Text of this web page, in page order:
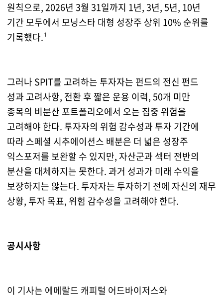
원칙으로, 2026년 3월 31일까지 1년, 3년, 5년, 10년
기간 모두에서 모닝스타 대형 성장주 상위 10% 순위를
기록했다.¹
그러나 SPIT를 고려하는 투자자는 펀드의 전신 펀드
성과 고려사항, 전환 후 짧은 운용 이력, 50개 미만
종목의 비분산 포트폴리오에서 오는 집중 위험을
고려해야 한다. 투자자의 위험 감수성과 투자 기간에
따라 스페셜 시추에이션스 배분은 더 넓은 성장주
익스포저를 보완할 수 있지만, 자산군과 섹터 전반의
분산을 대체하지는 못한다. 과거 성과가 미래 수익을
보장하지는 않는다. 투자자는 투자하기 전에 자신의 재무
상황, 투자 목표, 위험 감수성을 고려해야 한다.
공시사항
이 기사는 에메랄드 캐피털 어드바이저스와